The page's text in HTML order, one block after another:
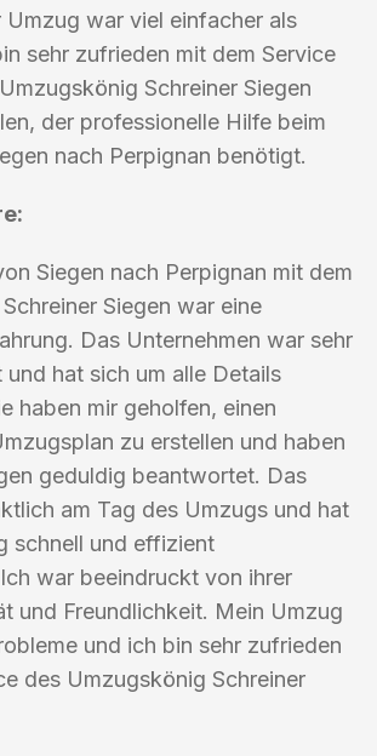
Umzug war viel einfacher als
sehr zufrieden mit dem Service
Schreiner Siegen
der professionelle Hilfe beim
nach Perpignan benötigt.
Siegen nach Perpignan mit dem
Siegen war eine
Das Unternehmen war sehr
hat sich um alle Details
haben mir geholfen, einen
zu erstellen und haben
geduldig beantwortet. Das
am Tag des Umzugs und hat
schnell und effizient
war beeindruckt von ihrer
und Freundlichkeit. Mein Umzug
und ich bin sehr zufrieden
des Umzugskönig Schreiner